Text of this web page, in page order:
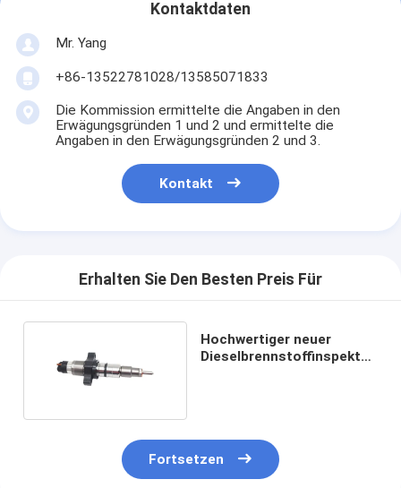
Kontaktdaten
Mr. Yang
+86-13522781028/13585071833
Die Kommission ermittelte die Angaben in den
Erwägungsgründen 1 und 2 und ermittelte die
Angaben in den Erwägungsgründen 2 und 3.
Kontakt
Erhalten Sie Den Besten Preis Für
Hochwertiger neuer
Dieselbrennstoffinspektor
Fortsetzen